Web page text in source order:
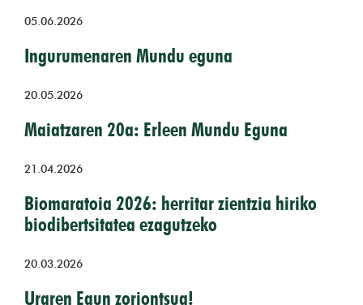
05.06.2026
Ingurumenaren Mundu eguna
20.05.2026
Maiatzaren 20a: Erleen Mundu Eguna
21.04.2026
Biomaratoia 2026: herritar zientzia hiriko
biodibertsitatea ezagutzeko
20.03.2026
Uraren Egun zoriontsua!